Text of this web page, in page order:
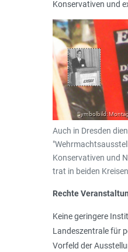
Konservativen und
Symbolbild:
Auch in Dresden
Konservativen und
trat in beiden
Rechte
Keine geringere
Landeszentrale für
Vorfeld der